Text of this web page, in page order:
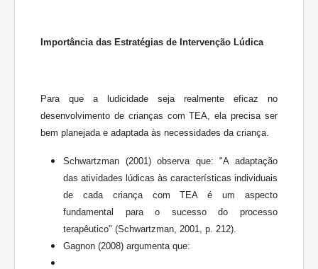
Importância das Estratégias de Intervenção Lúdica
Para que a ludicidade seja realmente eficaz no
desenvolvimento de crianças com TEA, ela precisa ser
bem planejada e adaptada às necessidades da criança.
Schwartzman (2001) observa que: "A adaptação
das atividades lúdicas às características individuais
de cada criança com TEA é um aspecto
fundamental para o sucesso do processo
terapêutico" (Schwartzman, 2001, p. 212).
Gagnon (2008) argumenta que: